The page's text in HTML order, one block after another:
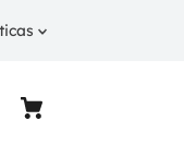
na 1ª compra